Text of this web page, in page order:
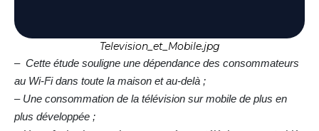
Television_et_Mobile.jpg
– Cette étude souligne une dépendance des consommateurs
au Wi-Fi dans toute la maison et au-delà ;
– Une consommation de la télévision sur mobile de plus en
plus développée ;